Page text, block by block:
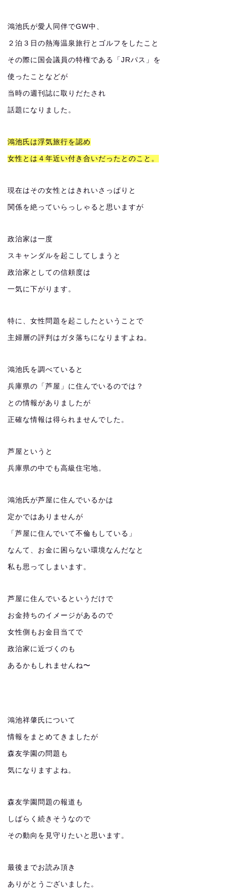
鴻池氏が愛人同伴でGW中、
２泊３日の熱海温泉旅行とゴルフをしたこと
その際に国会議員の特権である「JRパス」を
使ったことなどが
当時の週刊誌に取りだたされ
話題になりました。
鴻池氏は浮気旅行を認め
女性とは４年近い付き合いだったとのこと。
現在はその女性とはきれいさっぱりと
関係を絶っていらっしゃると思いますが
政治家は一度
スキャンダルを起こしてしまうと
政治家としての信頼度は
一気に下がります。
特に、女性問題を起こしたということで
主婦層の評判はガタ落ちになりますよね。
鴻池氏を調べていると
兵庫県の「芦屋」に住んでいるのでは？
との情報がありましたが
正確な情報は得られませんでした。
芦屋というと
兵庫県の中でも高級住宅地。
鴻池氏が芦屋に住んでいるかは
定かではありませんが
「芦屋に住んでいて不倫もしている」
なんて、お金に困らない環境なんだなと
私も思ってしまいます。
芦屋に住んでいるというだけで
お金持ちのイメージがあるので
女性側もお金目当てで
政治家に近づくのも
あるかもしれませんね〜
鴻池祥肇氏について
情報をまとめてきましたが
森友学園の問題も
気になりますよね。
森友学園問題の報道も
しばらく続きそうなので
その動向を見守りたいと思います。
最後までお読み頂き
ありがとうございました。